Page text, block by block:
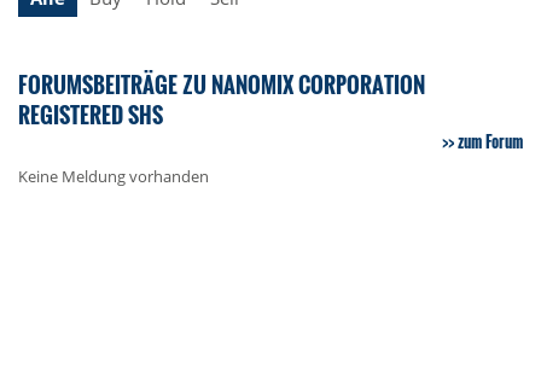
FORUMSBEITRÄGE ZU NANOMIX CORPORATION
REGISTERED SHS
zum Forum
Keine Meldung vorhanden